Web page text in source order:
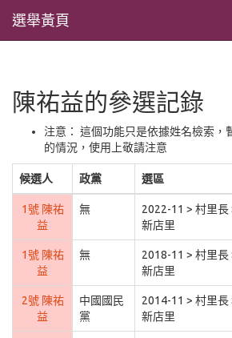
選舉黃頁
陳祐益的參選記錄
注意： 這個功能只是依據姓名檢索，
的情況，使用上敬請注意
候選人 政黨 選區
1號 陳祐
益
無
2022-11 > 村里長
新店里
1號 陳祐
益
無
2018-11 > 村里長
新店里
2號 陳祐
益
中國國民
黨
2014-11 > 村里長
新店里